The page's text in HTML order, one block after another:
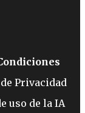
Privacidad
uso de la IA